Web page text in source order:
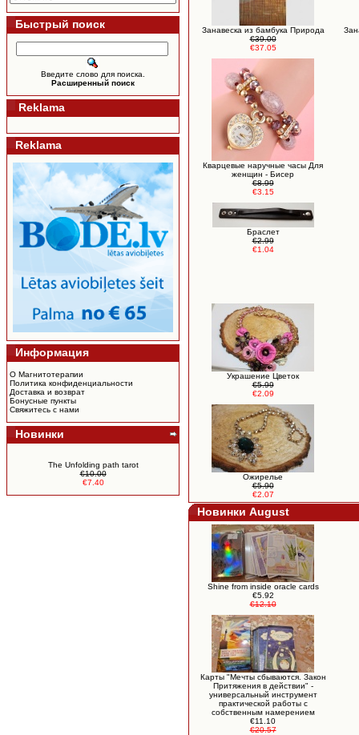
Быстрый поиск
Введите слово для поиска.
Расширенный поиск
Reklama
Reklama
Информация
О Магнитотерапии
Политика конфиденциальности
Доставка и возврат
Бонусные пункты
Свяжитесь с нами
Новинки
The Unfolding path tarot
€10.00
€7.40
Занавеска из бамбука Природа
€39.00
€37.05
Кварцевые наручные часы Для
женщин - Бисер
€8.99
€3.15
Браслет
€2.99
€1.04
Украшение Цветок
€5.99
€2.09
Ожирелье
€5.90
€2.07
Новинки August
Shine from inside oracle cards
€5.92
€12.10
Карты "Мечты сбываются. Закон
Притяжения в действии" -
универсальный инструмент
практической работы с
собственным намерением
€11.10
€20.57